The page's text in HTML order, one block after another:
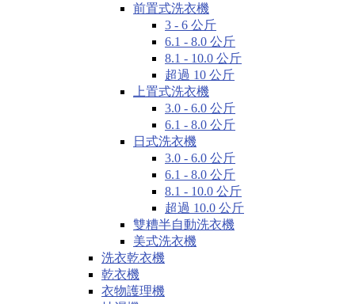
前置式洗衣機
3 - 6 公斤
6.1 - 8.0 公斤
8.1 - 10.0 公斤
超過 10 公斤
上置式洗衣機
3.0 - 6.0 公斤
6.1 - 8.0 公斤
日式洗衣機
3.0 - 6.0 公斤
6.1 - 8.0 公斤
8.1 - 10.0 公斤
超過 10.0 公斤
雙糟半自動洗衣機
美式洗衣機
洗衣乾衣機
乾衣機
衣物護理機